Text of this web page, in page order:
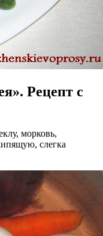
Рецепт с
морковь,
слегка